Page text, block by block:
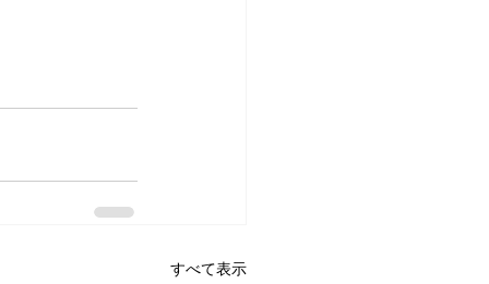
すべて表示